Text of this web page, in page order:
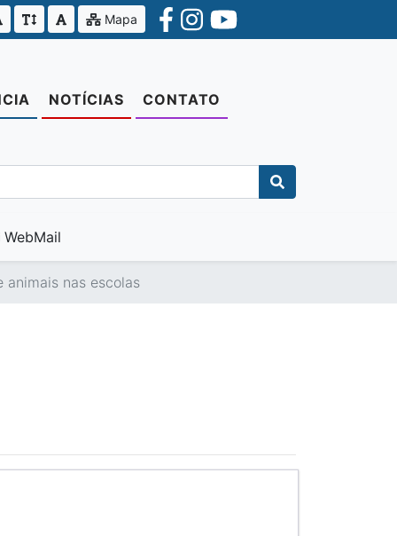
Mapa
NOTÍCIAS CONTATO
WebMail
nas escolas